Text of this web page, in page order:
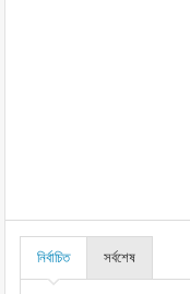
নির্বাচিত সর্বশেষ